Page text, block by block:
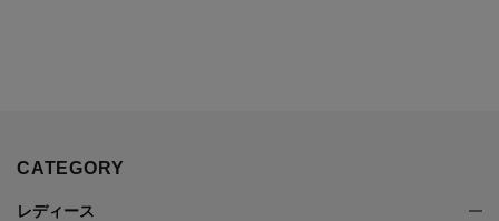
CATEGORY
レディース